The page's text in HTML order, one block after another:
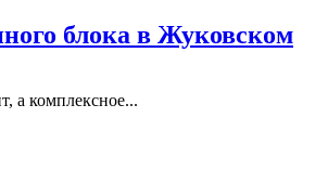
блока в Жуковском
а комплексное...